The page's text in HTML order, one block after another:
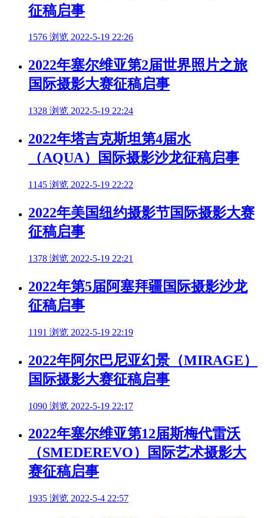
征稿启事
1576 浏览 2022-5-19 22:26
2022年塞尔维亚第2届世界照片之旅
国际摄影大赛征稿启事
1328 浏览 2022-5-19 22:24
2022年塔吉克斯坦第4届水
（AQUA）国际摄影沙龙征稿启事
1145 浏览 2022-5-19 22:22
2022年美国纽约摄影节国际摄影大赛
征稿启事
1378 浏览 2022-5-19 22:21
2022年第5届阿塞拜疆国际摄影沙龙
征稿启事
1191 浏览 2022-5-19 22:19
2022年阿尔巴尼亚幻景（MIRAGE）
国际摄影大赛征稿启事
1090 浏览 2022-5-19 22:17
2022年塞尔维亚第12届斯梅代雷沃
（SMEDEREVO）国际艺术摄影大
赛征稿启事
1935 浏览 2022-5-4 22:57